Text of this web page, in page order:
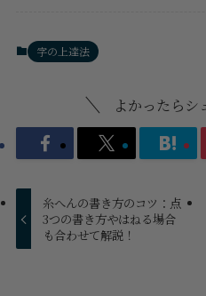
字の上達法
よかったらシ
糸へんの書き方のコツ：点
3つの書き方やはねる場合
も合わせて解説！